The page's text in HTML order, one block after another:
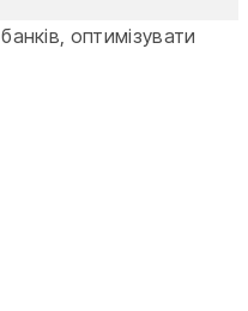
оптимізувати